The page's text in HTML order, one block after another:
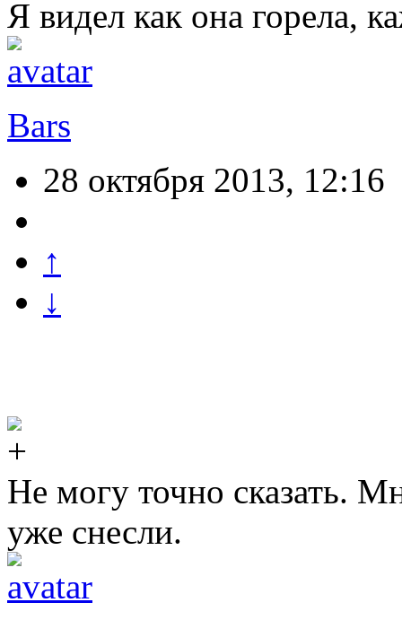
Я видел как она горела,
Bars
28 октября 2013, 12:16
↑
↓
Не могу точно сказать.
уже снесли.